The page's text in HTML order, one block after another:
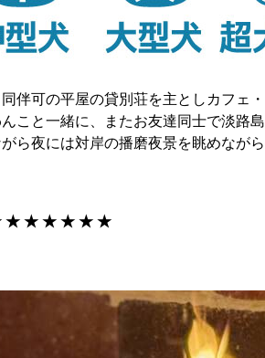
伴可の平屋の貸別荘を主としカフェ
こと一緒に、またお友達同士で淡路島
ら夜には対岸の播磨夜景を眺めなが
★ ★ ★ ★ ★ ★ ★